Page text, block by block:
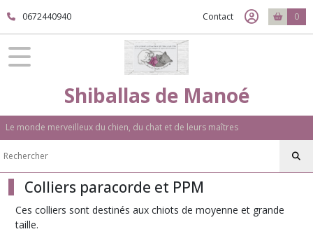
0672440940 Contact 0
Shiballas de Manoé
Le monde merveilleux du chien, du chat et de leurs maîtres
Colliers paracorde et PPM
Ces colliers sont destinés aux chiots de moyenne et grande
taille.
Fermer
FILTRES
Spécial
Chiots
-
Offres